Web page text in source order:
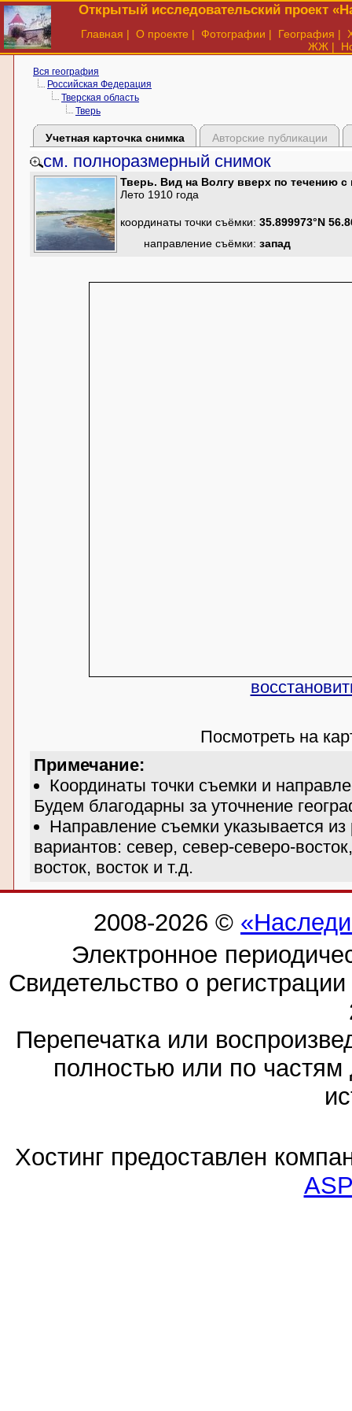
Открытый исследовательский проект
Главная | О проекте | Фотографии | География |
ЖЖ |
Вся география
Российская Федерация
Тверская область
Тверь
Учетная карточка снимка Авторские публикации
см. полноразмерный снимок
Тверь. Вид на Волгу вверх по течению с
Лето 1910 года
координаты точки съёмки: 35.899973°N
направление съёмки: запад
Посмотреть на
Примечание:
Координаты точки съемки и
Будем благодарны за уточнение
Направление съемки указывается
вариантов: север, север-северо-
восток, восток и т.д.
2008-2026 ©
Электронное
Свидетельство о
Перепечатка или
полностью или по частям
Хостинг предоставлен